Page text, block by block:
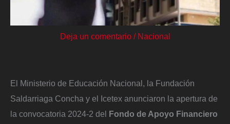
Deja un comentario / Nacional
El Ministerio de Educación Nacional, la Fundación
Saldarriaga Concha y el Icetex anunciaron la apertura de
la convocatoria 2024-2 del Fondo de Apoyo Financiero